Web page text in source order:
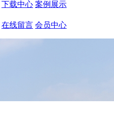
下载中心 案例展示
在线留言 会员中心